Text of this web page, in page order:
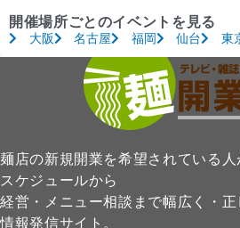
開催場所ごとのイベントを見る
大阪 名古屋 福岡 仙台 東
麺店の新規開業を希望されている
スケジュールから
経営・メニュー相談まで幅広く・
情報発信サイト。